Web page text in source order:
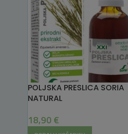
POLJSKA PRESLICA SORIA
NATURAL
18,90 €